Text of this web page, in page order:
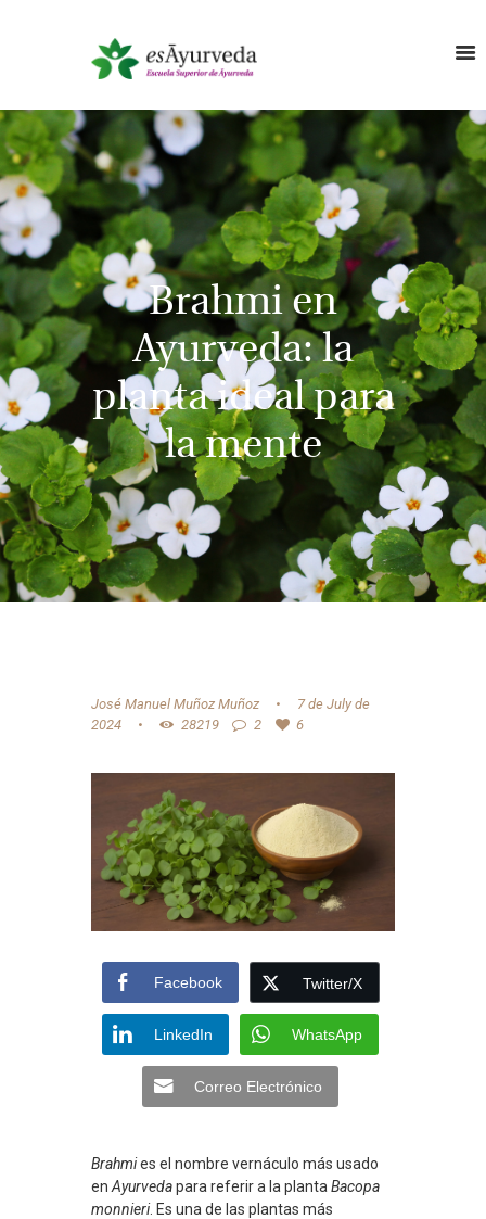
Brahmi en
Ayurveda: la
planta ideal para
la mente
José Manuel Muñoz Muñoz
7 de July de
2024
28219 2 6
Facebook Twitter/X
LinkedIn WhatsApp
Correo Electrónico
Brahmies el nombre vernáculo más usado
en Ayurvedapara referir a la planta Bacopa
monnieri. Es una de las plantas más